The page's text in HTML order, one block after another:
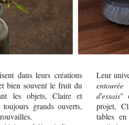
dans leurs créations
bien souvent le fruit du
les objets, Claire et
grands ouverts,
Leur
d'essais"
projet,
tables